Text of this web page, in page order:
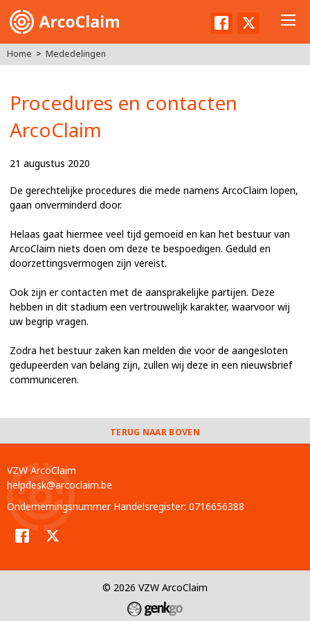
FacebookTwitter
Home Mededelingen
Procedures en contacten
ArcoClaim
21 augustus 2020
De gerechtelijke procedures die mede namens ArcoClaim lopen,
gaan onverminderd door.
Helaas gaat hiermee veel tijd gemoeid en kan het bestuur van
ArcoClaim niets doen om deze te bespoedigen. Geduld en
doorzettingsvermogen zijn vereist.
Ook zijn er contacten met de aansprakelijke partijen. Deze
hebben in dit stadium een vertrouwelijk karakter, waarvoor wij
uw begrip vragen.
Zodra het bestuur zaken kan melden die voor de aangesloten
gedupeerden van belang zijn, zullen wij deze in een nieuwsbrief
communiceren.
TERUG NAAR BOVEN
VZW ArcoClaim
helpdesk@arcoclaim.be
Ondernemingsnummer Handelsregister: 0716656388
Facebook
© 2026 VZW ArcoClaim